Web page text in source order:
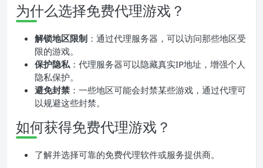
为什么选择免费代理游戏？
解锁地区限制 ：通过代理服务器，可以访问那些地区受
限的游戏。
保护隐私：代理服务器可以隐藏真实IP地址，增强个人
隐私保护。
避免封禁 ：一些地区可能会封禁某些游戏，通过代理可
以规避这些封禁。
如何获得免费代理游戏？
了解并选择可靠的免费代理软件或服务提供商。